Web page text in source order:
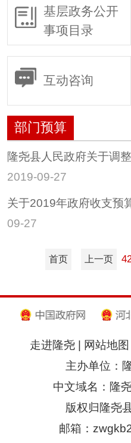
基层政务公开
事项目录
互动咨询
部门预算
隆尧县人民政府关于调
2019-09-27
关于2019年政府收支预
09-27
首页 上一页
走进隆尧| 网站地图
主办单位：
中文域名：隆
版权归隆尧
邮箱：